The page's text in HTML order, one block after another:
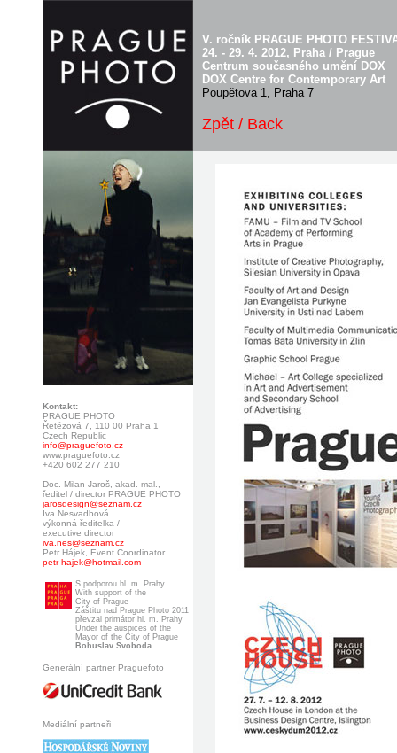
V. ročník PRAGUE PHOTO
24. - 29. 4. 2012, Praha / Prague
Centrum současného umění DOX
DOX Centre for Contemporary Art
Poupětova 1, Praha 7
Zpět / Back
Kontakt:
PRAGUE PHOTO
Řetězová 7, 110 00 Praha 1
Czech Republic
info@praguefoto.cz
www.praguefoto.cz
+420 602 277 210
Doc. Milan Jaroš, akad. mal.,
ředitel / director PRAGUE PHOTO
jarosdesign@seznam.cz
Iva Nesvadbová
výkonná ředitelka /
executive director
iva.nes@seznam.cz
Petr Hájek, Event Coordinator
petr-hajek@hotmail.com
S podporou hl. m. Prahy
With support of the
City of Prague
Záštitu nad Prague Photo 2011
převzal primátor hl. m. Prahy
Under the auspices of the
Mayor of the City of Prague
Bohuslav Svoboda
Generální partner Praguefoto
Mediální partneři